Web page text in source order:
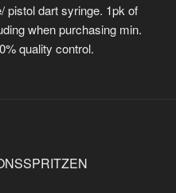
pistol dart syringe. 1pk of
when purchasing min.
quality control.